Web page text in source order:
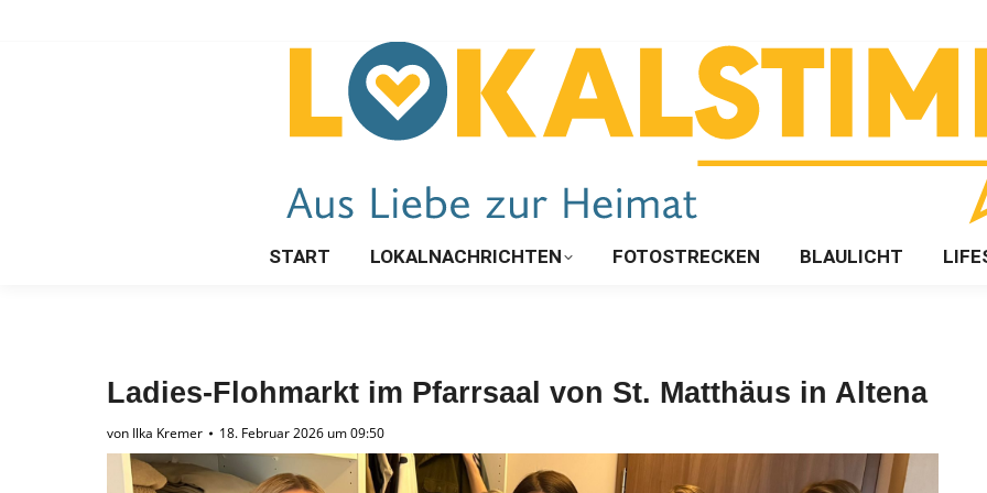
START LOKALNACHRICHTEN FOTOSTRECKEN BLAULICHT
Ladies-Flohmarkt im Pfarrsaal von St. Matthäus in Altena
von Ilka Kremer 18. Februar 2026 um 09:50